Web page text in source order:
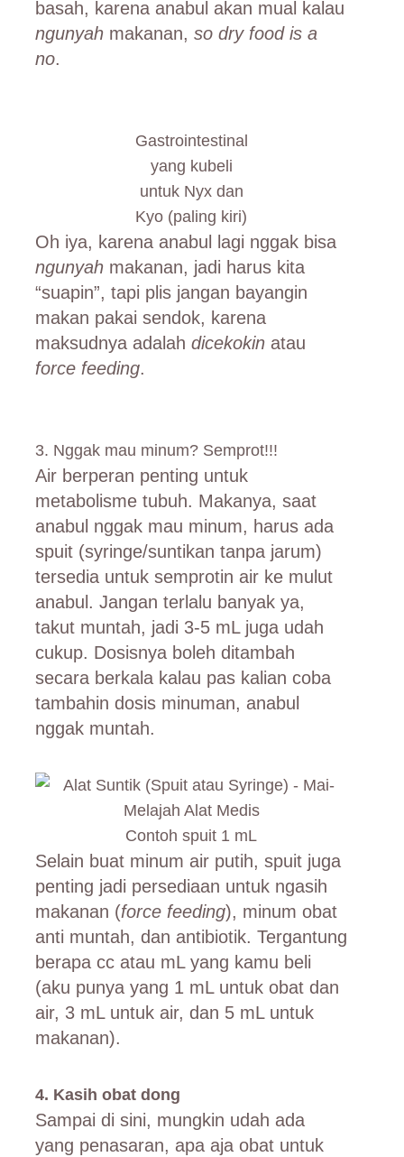
basah, karena anabul akan mual kalau
ngunyahmakanan, so dry food is a
no.
Gastrointestinal
yang kubeli
untuk Nyx dan
Kyo (paling kiri)
Oh iya, karena anabul lagi nggak bisa
ngunyahmakanan, jadi harus kita
“suapin”, tapi plis jangan bayangin
makan pakai sendok, karena
maksudnya adalah dicekokinatau
force feeding.
3. Nggak mau minum? Semprot!!!
Air berperan penting untuk
metabolisme tubuh. Makanya, saat
anabul nggak mau minum, harus ada
spuit (syringe/suntikan tanpa jarum)
tersedia untuk semprotin air ke mulut
anabul. Jangan terlalu banyak ya,
takut muntah, jadi 3-5 mL juga udah
cukup. Dosisnya boleh ditambah
secara berkala kalau pas kalian coba
tambahin dosis minuman, anabul
nggak muntah.
Contoh spuit 1 mL
Selain buat minum air putih, spuit juga
penting jadi persediaan untuk ngasih
makanan (force feeding), minum obat
anti muntah, dan antibiotik. Tergantung
berapa cc atau mL yang kamu beli
(aku punya yang 1 mL untuk obat dan
air, 3 mL untuk air, dan 5 mL untuk
makanan).
4. Kasih obat dong
Sampai di sini, mungkin udah ada
yang penasaran, apa aja obat untuk